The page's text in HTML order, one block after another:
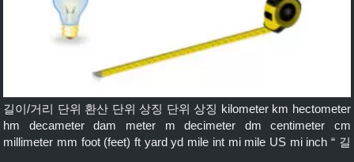
길이/거리 단위 환산 단위 상징 단위 상징 kilometer km hectometer
hm decameter dam meter m decimeter dm centimeter cm
millimeter mm foot (feet) ft yard yd mile int mi mile US mi inch “ 길